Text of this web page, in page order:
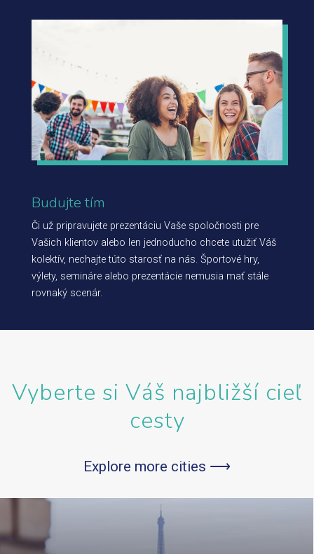
Budujte tím
Či už pripravujete prezentáciu Vaše spoločnosti pre
Vašich klientov alebo len jednoducho chcete utužiť Váš
kolektív, nechajte túto starosť na nás. Športové hry,
výlety, semináre alebo prezentácie nemusia mať stále
rovnaký scenár.
Vyberte si Váš najbližší cieľ
cesty
Explore more cities ⟶